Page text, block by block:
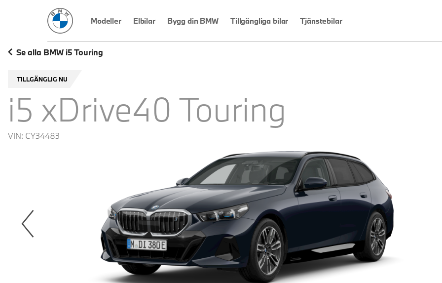
BMW Sverige
Modeller Elbilar Bygg din BMW Tillgängliga bilar Tjänstebilar
Se alla BMW i5 Touring
TILLGÄNGLIG NU
i5 xDrive40 Touring
VIN: CY34483